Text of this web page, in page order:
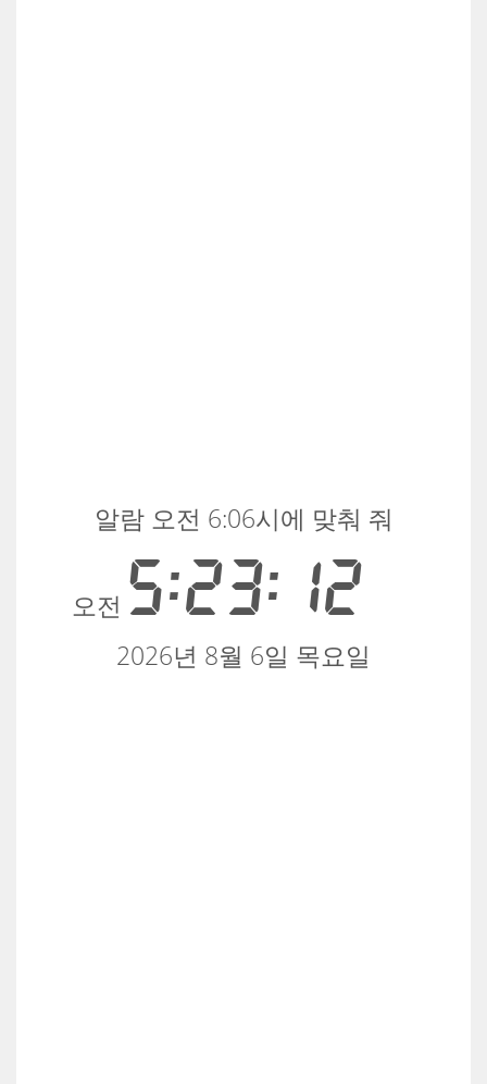
오전 5:23:13
알람 오전 6:06시에 맞춰 줘
2026년 8월 6일 목요일